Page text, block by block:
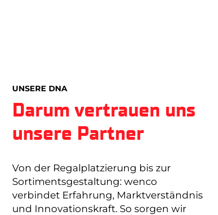
Darum vertrauen uns
unsere Partner
UNSERE DNA
Von der Regalplatzierung bis zur
Sortimentsgestaltung: wenco
verbindet Erfahrung, Marktverständnis
und Innovationskraft. So sorgen wir